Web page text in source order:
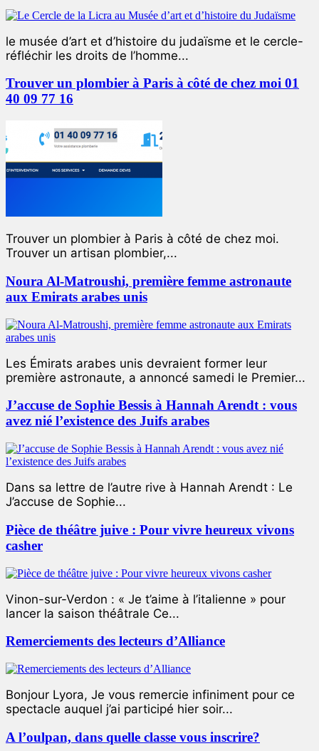
le musée d’art et d’histoire du judaïsme et le cercle-
réfléchir les droits de l’homme...
Trouver un plombier à Paris à côté de chez moi 01
40 09 77 16
Trouver un plombier à Paris à côté de chez moi.
Trouver un artisan plombier,...
Noura Al-Matroushi, première femme astronaute
aux Emirats arabes unis
Les Émirats arabes unis devraient former leur
première astronaute, a annoncé samedi le Premier...
J’accuse de Sophie Bessis à Hannah Arendt : vous
avez nié l’existence des Juifs arabes
Dans sa lettre de l’autre rive à Hannah Arendt : Le
J’accuse de Sophie...
Pièce de théâtre juive : Pour vivre heureux vivons
casher
Vinon-sur-Verdon : « Je t’aime à l’italienne » pour
lancer la saison théâtrale Ce...
Remerciements des lecteurs d’Alliance
Bonjour Lyora, Je vous remercie infiniment pour ce
spectacle auquel j’ai participé hier soir...
A l’oulpan, dans quelle classe vous inscrire?